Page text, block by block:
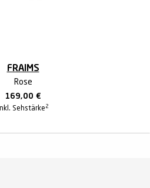
FRAIMS
Rose
169,00 €
inkl. Sehstärke 2